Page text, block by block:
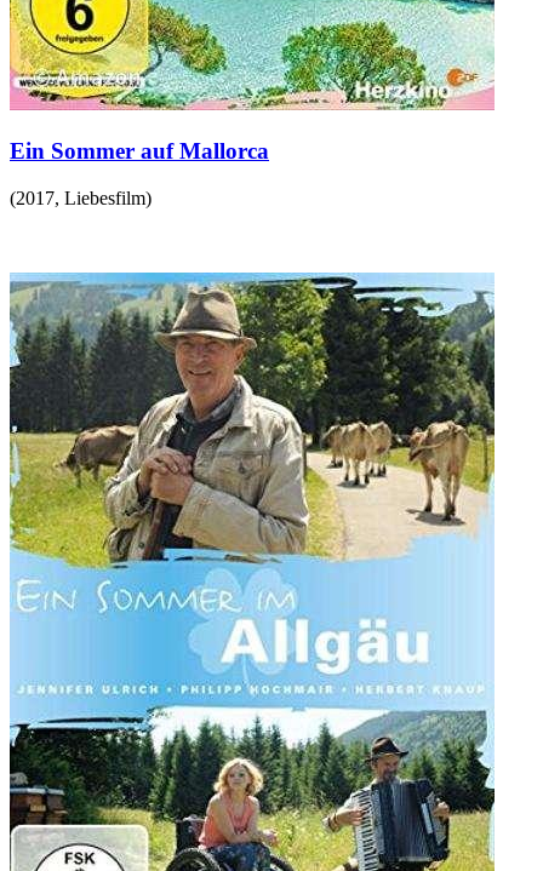
Ein Sommer auf Mallorca
(2017, Liebesfilm)